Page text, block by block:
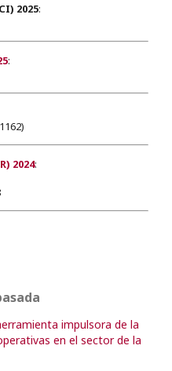
2025:
:
2024:
impulsora de la
en el sector de la